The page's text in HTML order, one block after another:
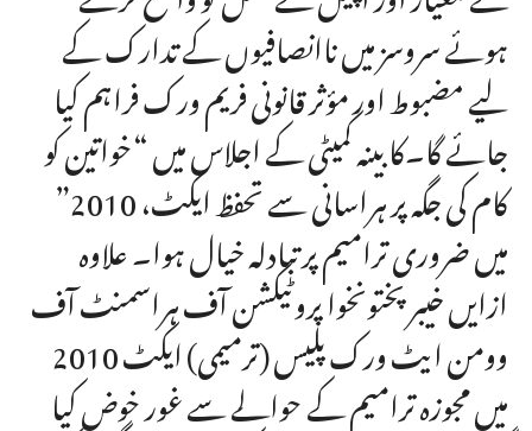
ہوئے سروسز میں ناانصافیوں کے تدارک کے
لیے مضبوط اور مؤثر قانونی فریم ورک فراہم کیا
جائے گا۔کابینہ کمیٹی کے اجلاس میں “خواتین کو
کام کی جگہ پر ہراسانی سے تحفظ ایکٹ، 2010”
میں ضروری ترامیم پر تبادلہ خیال ہوا۔ علاوہ
ازایں خیبر پختونخوا پروٹیکشن آف ہراسمنٹ آف
وومن ایٹ ورک پلیس (ترمیمی) ایکٹ 2010
میں مجوزہ ترامیم کے حوالے سے غور خوض کیا